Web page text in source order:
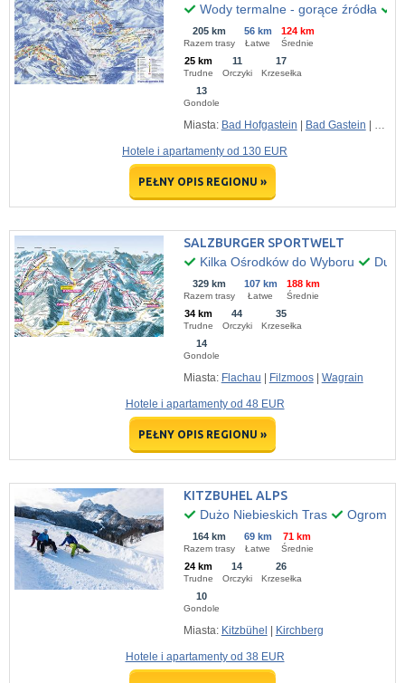
Wody termalne - gorące źródła
205 km
Razem trasy
56 km
Łatwe
124 km
Średnie
25 km
Trudne
11
Orczyki
17
Krzesełka
13
Gondole
Miasta: Bad Hofgastein Bad Gastein
Hotele i apartamenty od 130 EUR
PEŁNY OPIS REGIONU »
SALZBURGER SPORTWELT
Kilka Ośrodków do Wyboru
Dużo
329 km
Razem trasy
107 km
Łatwe
188 km
Średnie
34 km
Trudne
44
Orczyki
35
Krzesełka
14
Gondole
Miasta: Flachau Filzmoos| Wagrain
Hotele i apartamenty od 48 EUR
PEŁNY OPIS REGIONU »
KITZBUHEL ALPS
Dużo Niebieskich Tras
Ogromny
164 km
Razem trasy
69 km
Łatwe
71 km
Średnie
24 km
Trudne
14
Orczyki
26
Krzesełka
10
Gondole
Miasta: Kitzbühel Kirchberg
Hotele i apartamenty od 38 EUR